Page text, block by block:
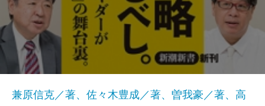
兼原信克／著、佐々木豊成／著、曽我豪／著、高